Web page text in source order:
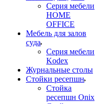
Серия мебели
HOME
OFFICE
Мебель для залов
суда
Серия мебели
Kodex
Журнальные столы
Стойки ресепшн
Стойка
ресепшн Onix